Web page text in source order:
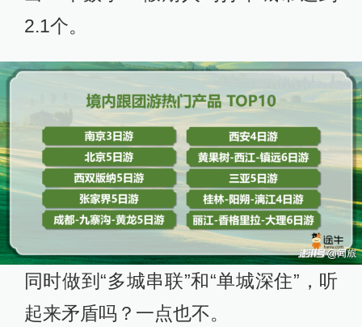
2.1个。
同时做到“多城串联”和“单城深住”，听
起来矛盾吗？一点也不。